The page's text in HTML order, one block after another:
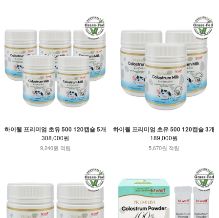
하이웰 프리미엄 초유 500 120캡슐 5개
308,000원
9,240원 적립
하이웰 프리미엄 초유 500 120캡슐 3개
189,000원
5,670원 적립